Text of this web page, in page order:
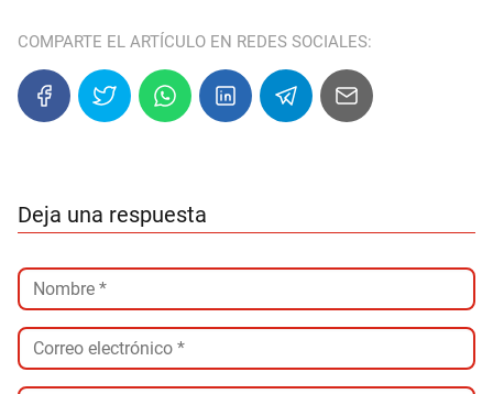
COMPARTE EL ARTÍCULO EN REDES SOCIALES:
Deja una respuesta